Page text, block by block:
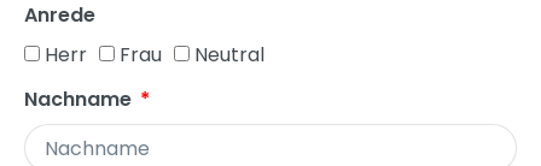
Anrede
Herr
Frau
Neutral
Nachname